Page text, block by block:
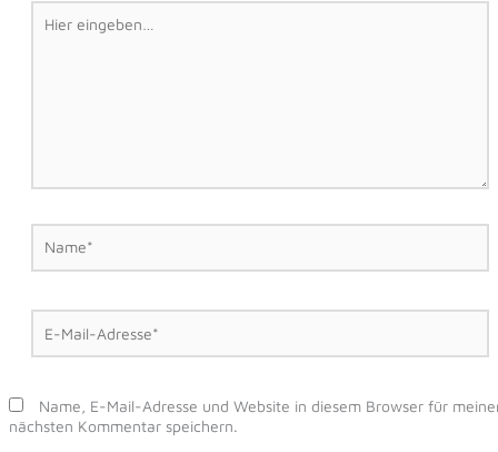
Hier
eingeben…
Name*
E-
Mail-
Adresse*
Name, E-Mail-Adresse und Website in diesem Browser für
nächsten Kommentar speichern.